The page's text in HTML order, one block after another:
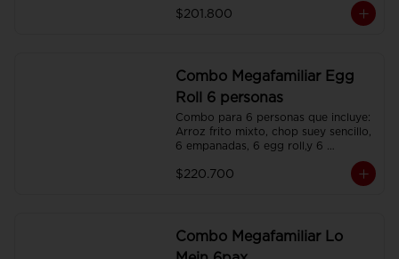
individuales.
$201.800
Combo Megafamiliar Egg
Roll 6 personas
Combo para 6 personas que incluye:
Arroz frito mixto, chop suey sencillo,
6 empanadas, 6 egg roll,y 6
individuales.
$220.700
Combo Megafamiliar Lo